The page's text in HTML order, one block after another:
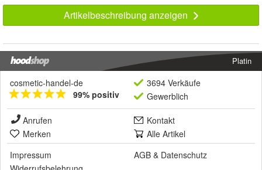
Artikelbeschreibung anzeigen
Platin
cosmetic-handel-de
99% positiv
3694 Verkäufe
Gewerblich
Anrufen
Kontakt
Merken
Alle Artikel
Impressum
AGB & Datenschutz